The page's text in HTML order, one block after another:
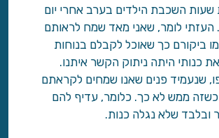
השכבת הילדים בערב אחרי יום
העזתי לומר, שאני מאד שמח לראותם
ביקורם כך שאוכל לקבלם בנוחות
כנותי היתה ניתוק הקשר איתנו.
שנעמיד פנים שאנו שמחים לקראתם
ממש לא כך. כלומר, עדיף להם
ובלבד שלא נגלה כנות.